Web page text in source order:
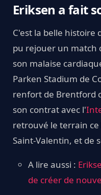
Eriksen a fait
C'est la belle histoire
pu rejouer un match
son malaise
Parken Stadium de
renfort de Brentford
son contrat avec l'
retrouvé le terrain
Saint-Valentin, et de
A lire aussi :
de créer de